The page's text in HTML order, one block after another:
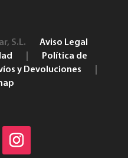
S.L.
Aviso Legal
Política de
y Devoluciones